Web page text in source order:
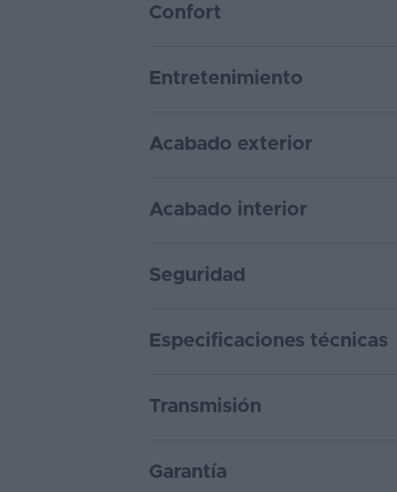
Confort
Entretenimiento
Acabado exterior
Acabado interior
Seguridad
Especificaciones técnicas
Transmisión
Garantía